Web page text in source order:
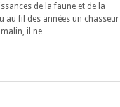
de la faune et de la
au fil des années un chasseur
malin, il ne …